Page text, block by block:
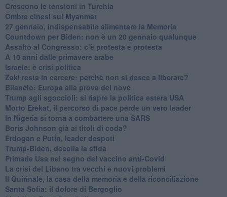
Crescono le tensioni in Turchia
Ombre cinesi sul Myanmar
27 gennaio, indispensabile alimentare la Memoria
Countdown per Biden: non è un 20 gennaio qualunque
Assalto al Congresso: c’è protesta e protesta
A 10 anni dalle primavere arabe
Israele: è crisi politica
Zaki resta in carcere: perchè non si riesce a liberare?
Bilancio: Europa alla prova del nove
Trump agli sgoccioli: si riapre la politica estera USA
Morto Erekat, il percorso di pace perde un vero leader
In Nigeria si torna a combattere una SARS
Boris Johnson già ai titoli di coda?
Erdogan e Putin, leader despoti
Trump-Biden, decolla la sfida
Primarie Usa nel segno del vaccino anti-Covid
La crisi del Libano tra vecchi e nuovi problemi
Il Quirinale, la casa della memoria e della riconciliazione
Santa Sofia: il dolore di Bergoglio